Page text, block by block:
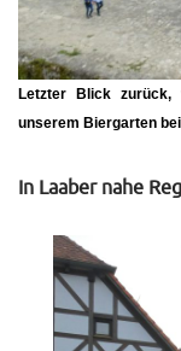
Letzter Blick zurück,
unserem Biergarten
In Laaber nahe